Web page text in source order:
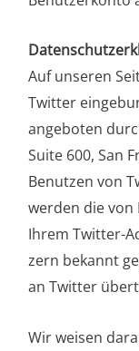
Auf unse­ren
Twit­ter
ange­bo­ten
Suite 600, San
Benut­zen von
wer­den die
Ihrem Twit­ter-
zern bekannt
an Twit­ter
Wir wei­sen